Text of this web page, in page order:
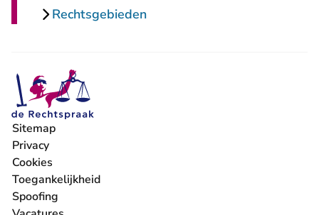
Rechtsgebieden
Sitemap
Privacy
Cookies
Toegankelijkheid
Spoofing